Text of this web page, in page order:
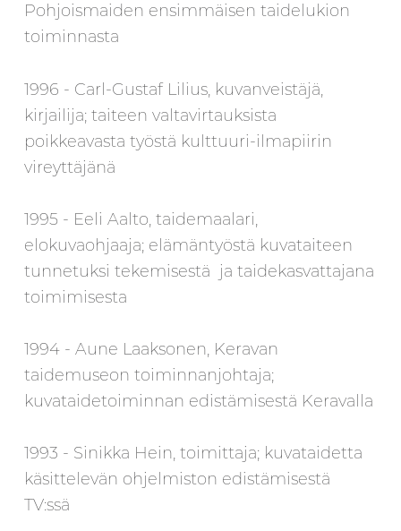
Pohjoismaiden ensimmäisen taidelukion
toiminnasta
1996 - Carl-Gustaf Lilius, kuvanveistäjä,
kirjailija; taiteen valtavirtauksista
poikkeavasta työstä kulttuuri-ilmapiirin
vireyttäjänä
1995 - Eeli Aalto, taidemaalari,
elokuvaohjaaja; elämäntyöstä kuvataiteen
tunnetuksi tekemisestä ja taidekasvattajana
toimimisesta
1994 - Aune Laaksonen, Keravan
taidemuseon toiminnanjohtaja;
kuvataidetoiminnan edistämisestä Keravalla
1993 - Sinikka Hein, toimittaja; kuvataidetta
käsittelevän ohjelmiston edistämisestä
TV:ssä